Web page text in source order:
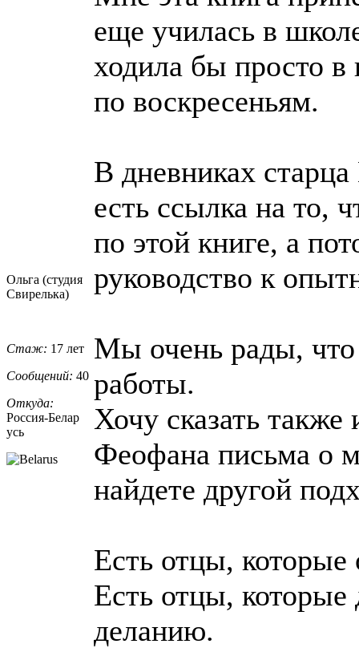
Ольга (студия
Свирелька)
Стаж: 17 лет
Сообщений: 40
Откуда:
Россия-Белар
усь
еще училась в
ходила бы просто в
по воскресеньям.
В дневниках
есть ссылка на то,
по этой книге, а
руководство к
Мы очень рады, что
работы.
Хочу сказать
Феофана письма о
найдете другой
Есть отцы,
Есть отцы, которые
деланию.